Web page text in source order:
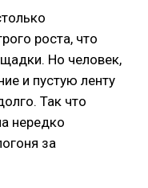
роста, что
Но человек,
и пустую ленту
Так что
нередко
за